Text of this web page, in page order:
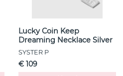
Lucky Coin Keep
Dreaming Necklace Silver
SYSTER P
€ 109